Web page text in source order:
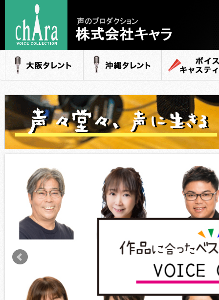
声のプロダクション
- 株式会社キャラ
大阪タレント 沖縄タレント ボイスキャステ